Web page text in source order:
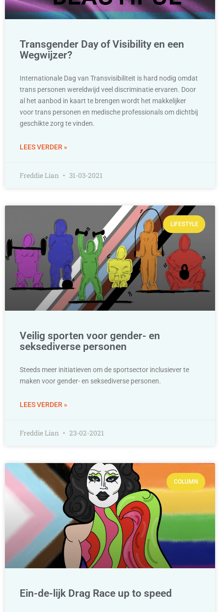
Transgender Day of Visibility en een
Wegwijzer?
Internationale Dag van Transvisibiliteit is hard nodig omdat
trans personen wereldwijd veel discriminatie ervaren. Door
al het aanbod in kaart te brengen wordt het makkelijker
voor trans personen en medische professionals om dichtbij
geschikte zorg te vinden.
LEES VERDER »
Freddie Lian 31-03-2021
LIFESTYLE
Veilig sporten voor gender- en
seksediverse personen
Steeds meer initiatieven om de sportsector inclusiever te
maken voor gender- en seksediverse personen.
LEES VERDER »
Freddie Lian 23-02-2021
COLUMN
Ein-de-lijk Drag Race up to speed